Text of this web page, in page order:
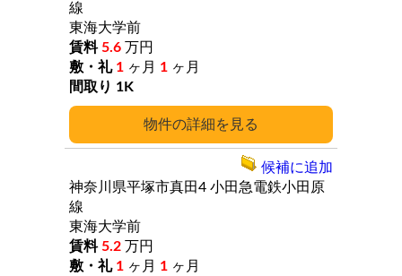
詳細
線
東海大学前
5.6 万円
1 ヶ月 1 ヶ月
1K
神奈川県平塚市真田4 小田急電鉄小田原
線
東海大学前
5.2 万円
1 ヶ月 1 ヶ月
候補に追加